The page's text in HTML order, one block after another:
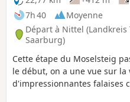
7h 40
Moyenne
Départ à Nittel (Landkreis
Saarburg)
Cette étape du Moselsteig
le début, on a une vue sur
d'impressionnantes falaises